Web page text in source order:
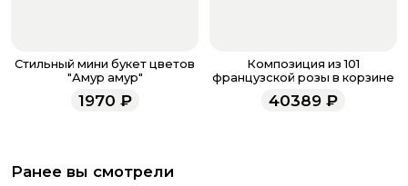
Стильный мини букет цветов
"Амур амур"
1970 ₽
Композиция из 101
французской розы в корзине
40389 ₽
Ранее вы смотрели